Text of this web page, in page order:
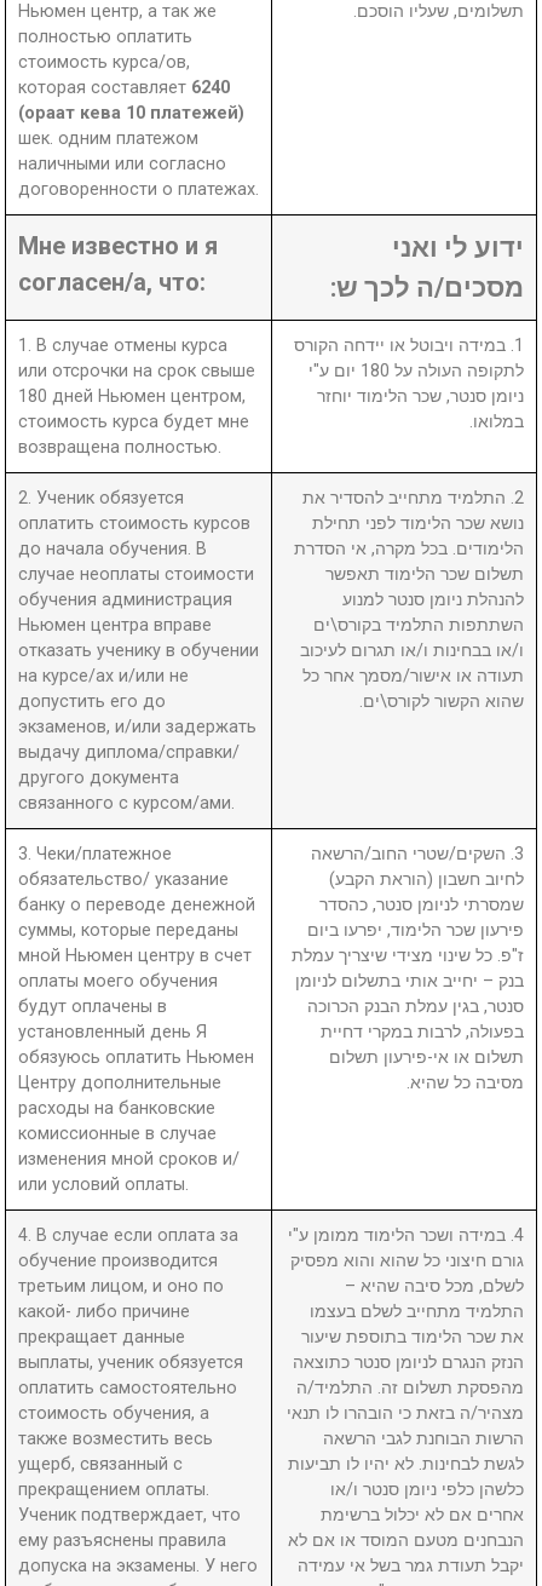
Ньюмен центр, а так же
полностью оплатить
стоимость курса/ов,
которая составляет 6240
(ораат кева 10 платежей)
шек. одним платежом
наличными или согласно
договоренности о платежах.
תשלומים, שעליו הוסכם.
Мне известно и я
согласен/а, что:
ידוע לי ואני
מסכים/ה לכך ש:
1. В случае отмены курса
или отсрочки на срок свыше
180 дней Ньюмен центром,
стоимость курса будет мне
возвращена полностью.
1. במידה ויבוטל או יידחה הקורס
לתקופה העולה על 180 יום ע"י
ניומן סנטר, שכר הלימוד יוחזר
במלואו.
2. Ученик обязуется
оплатить стоимость курсов
до начала обучения. В
случае неоплаты стоимости
обучения администрация
Ньюмен центра вправе
отказать ученику в обучении
на курсе/ах и/или не
допустить его до
экзаменов, и/или задержать
выдачу диплома/справки/
другого документа
связанного с курсом/ами.
2. התלמיד מתחייב להסדיר את
נושא שכר הלימוד לפני תחילת
הלימודים. בכל מקרה, אי הסדרת
תשלום שכר הלימוד תאפשר
להנהלת ניומן סנטר למנוע
השתתפות התלמיד בקורס\ים
ו/או בבחינות ו/או תגרום לעיכוב
תעודה או אישור/מסמך אחר כל
שהוא הקשור לקורס\ים.
3. Чеки/платежное
обязательство/ указание
банку о переводе денежной
суммы, которые переданы
мной Ньюмен центру в счет
оплаты моего обучения
будут оплачены в
установленный день Я
обязуюсь оплатить Ньюмен
Центру дополнительные
расходы на банковские
комиссионные в случае
изменения мной сроков и/
или условий оплаты.
3. השקים/שטרי החוב/הרשאה
לחיוב חשבון (הוראת הקבע)
שמסרתי לניומן סנטר, כהסדר
פירעון שכר הלימוד, יפרעו ביום
ז"פ. כל שינוי מצידי שיצריך עמלת
בנק – יחייב אותי בתשלום לניומן
סנטר, בגין עמלת הבנק הכרוכה
בפעולה, לרבות במקרי דחיית
תשלום או אי-פירעון תשלום
מסיבה כל שהיא.
4. В случае если оплата за
обучение производится
третьим лицом, и оно по
какой- либо причине
прекращает данные
выплаты, ученик обязуется
оплатить самостоятельно
стоимость обучения, а
также возместить весь
ущерб, связанный с
прекращением оплаты.
Ученик подтверждает, что
ему разъяснены правила
допуска на экзамены. У него
4. במידה ושכר הלימוד ממומן ע"י
גורם חיצוני כל שהוא והוא מפסיק
לשלם, מכל סיבה שהיא –
התלמיד מתחייב לשלם בעצמו
את שכר הלימוד בתוספת שיעור
הנזק הנגרם לניומן סנטר כתוצאה
מהפסקת תשלום זה. התלמיד/ה
מצהיר/ה בזאת כי הובהרו לו תנאי
הרשות הבוחנת לגבי הרשאה
לגשת לבחינות. לא יהיו לו תביעות
כלשהן כלפי ניומן סנטר ו/או
אחרים אם לא יכלול ברשימת
הנבחנים מטעם המוסד או אם לא
יקבל תעודת גמר בשל אי עמידה